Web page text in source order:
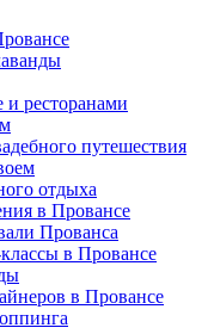
ресторанами
путешествия
отдыха
в Провансе
Прованса
в Провансе
в Провансе